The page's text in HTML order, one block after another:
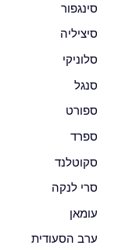
סינגפור
סיציליה
סלוניקי
סנגל
ספורט
ספרד
סקוטלנד
סרי לנקה
עומאן
ערב הסעודית